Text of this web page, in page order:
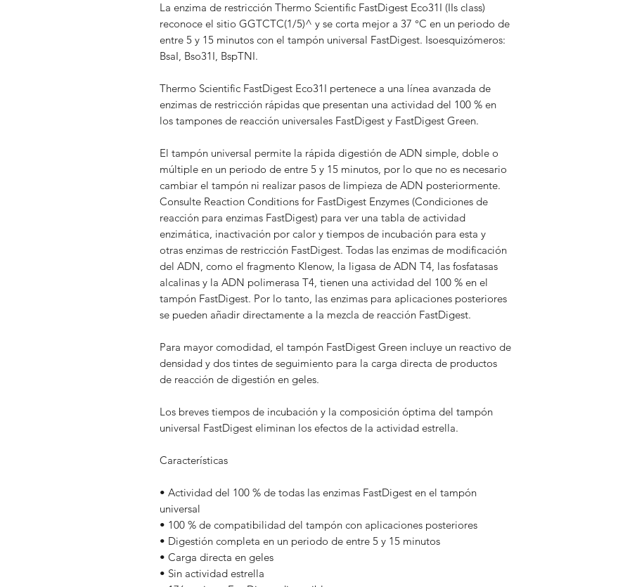
La enzima de restricción Thermo Scientific FastDigest Eco31I (IIs class)
reconoce el sitio GGTCTC(1/5)^ y se corta mejor a 37 °C en un periodo de
entre 5 y 15 minutos con el tampón universal FastDigest. Isoesquizómeros:
BsaI, Bso31I, BspTNI.
Thermo Scientific FastDigest Eco31I pertenece a una línea avanzada de
enzimas de restricción rápidas que presentan una actividad del 100 % en
los tampones de reacción universales FastDigest y FastDigest Green.
El tampón universal permite la rápida digestión de ADN simple, doble o
múltiple en un periodo de entre 5 y 15 minutos, por lo que no es necesario
cambiar el tampón ni realizar pasos de limpieza de ADN posteriormente.
Consulte Reaction Conditions for FastDigest Enzymes (Condiciones de
reacción para enzimas FastDigest) para ver una tabla de actividad
enzimática, inactivación por calor y tiempos de incubación para esta y
otras enzimas de restricción FastDigest. Todas las enzimas de modificación
del ADN, como el fragmento Klenow, la ligasa de ADN T4, las fosfatasas
alcalinas y la ADN polimerasa T4, tienen una actividad del 100 % en el
tampón FastDigest. Por lo tanto, las enzimas para aplicaciones posteriores
se pueden añadir directamente a la mezcla de reacción FastDigest.
Para mayor comodidad, el tampón FastDigest Green incluye un reactivo de
densidad y dos tintes de seguimiento para la carga directa de productos
de reacción de digestión en geles.
Los breves tiempos de incubación y la composición óptima del tampón
universal FastDigest eliminan los efectos de la actividad estrella.
Características
• Actividad del 100 % de todas las enzimas FastDigest en el tampón
universal
• 100 % de compatibilidad del tampón con aplicaciones posteriores
• Digestión completa en un periodo de entre 5 y 15 minutos
• Carga directa en geles
• Sin actividad estrella